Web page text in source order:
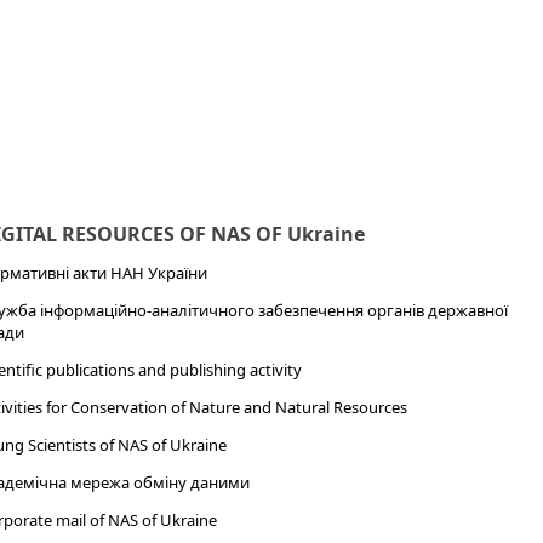
RESOURCES OF NAS OF Ukraine
акти НАН України
інформаційно-аналітичного забезпечення органів державної
publications and publishing activity
for Conservation of Nature and Natural Resources
Scientists of NAS of Ukraine
мережа обміну даними
mail of NAS of Ukraine